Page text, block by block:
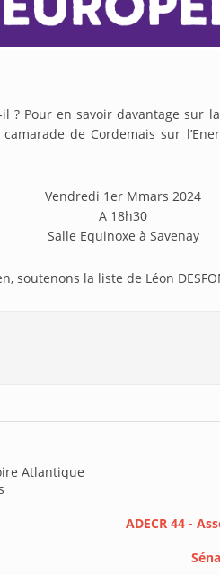
il ? Pour en savoir davantage sur
de Cordemais sur
Vendredi 1er Mmars 2024
A 18h30
Salle Equinoxe à Savenay
la liste de Léon
Atlantique
ADECR 44 -